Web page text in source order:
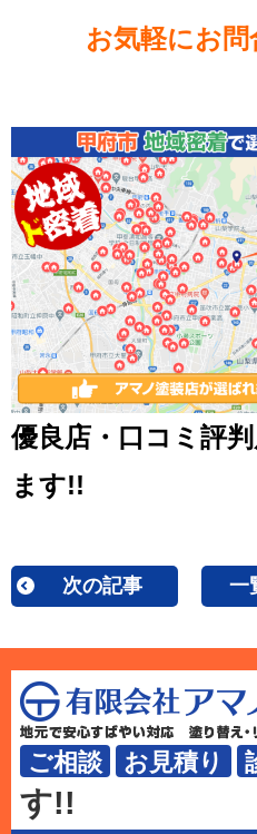
お気軽にお問
優良店・口コミ評
ます!!
次の記事 一
ご相談 お見積り
す!!